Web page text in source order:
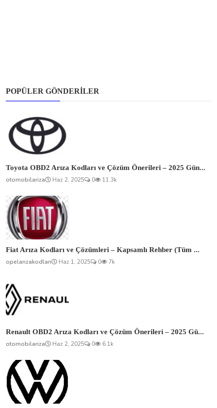
POPÜLER GÖNDERILER
Toyota OBD2 Arıza Kodları ve Çözüm Önerileri – 2025 Gün...
otomobilariza
Haz 2, 2025 0 11.3k
Fiat Arıza Kodları ve Çözümleri – Kapsamlı Rehber (Tüm ...
opelarızakodları
Haz 1, 2025 0 7k
Renault OBD2 Arıza Kodları ve Çözüm Önerileri – 2025 Gü...
otomobilariza
Haz 2, 2025 0 6.1k